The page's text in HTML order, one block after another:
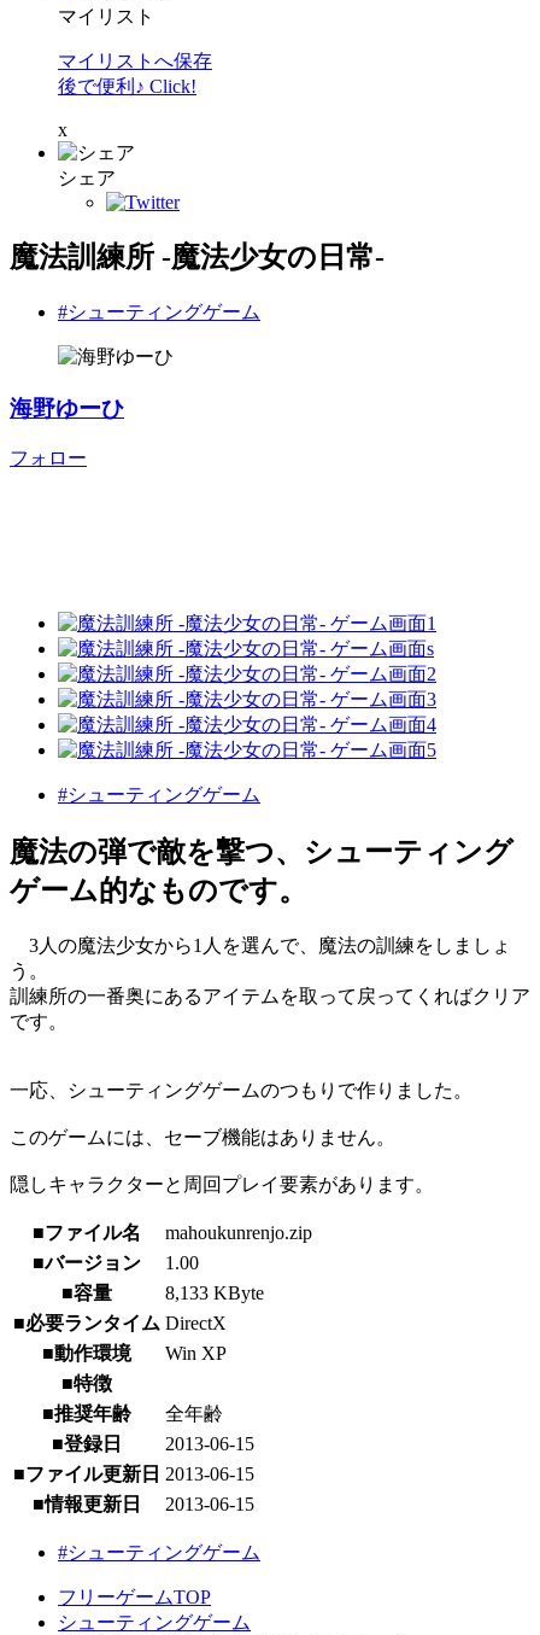
マイリスト
マイリストへ保存
後で便利♪ Click!
x
シェア
魔法訓練所 -魔法少女の日常-
#シューティングゲーム
海野ゆーひ
フォロー
#シューティングゲーム
魔法の弾で敵を撃つ、シューティング
ゲーム的なものです。
3人の魔法少女から1人を選んで、魔法の訓練をしましょ
う。
訓練所の一番奥にあるアイテムを取って戻ってくればクリア
です。
一応、シューティングゲームのつもりで作りました。
このゲームには、セーブ機能はありません。
隠しキャラクターと周回プレイ要素があります。
■ファイル名
mahoukunrenjo.zip
■バージョン
1.00
■容量
8,133 KByte
■必要ランタイム DirectX
■動作環境
Win XP
■特徴
■推奨年齢
全年齢
■登録日
2013-06-15
■ファイル更新日 2013-06-15
■情報更新日
2013-06-15
#シューティングゲーム
フリーゲームTOP
シューティングゲーム